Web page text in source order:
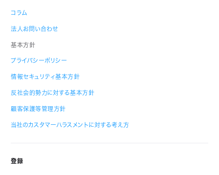
コラム
法人お問い合わせ
基本方針
プライバシーポリシー
情報セキュリティ基本方針
反社会的勢力に対する基本方針
顧客保護等管理方針
当社のカスタマーハラスメントに対する考え方
登録